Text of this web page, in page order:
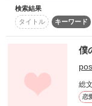
人生最後のSEXは
ますか？
実は人生最後の
そう。人生最後の
『私』が『私』で
検索結果
タイトル
キーワード
僕
総
恋